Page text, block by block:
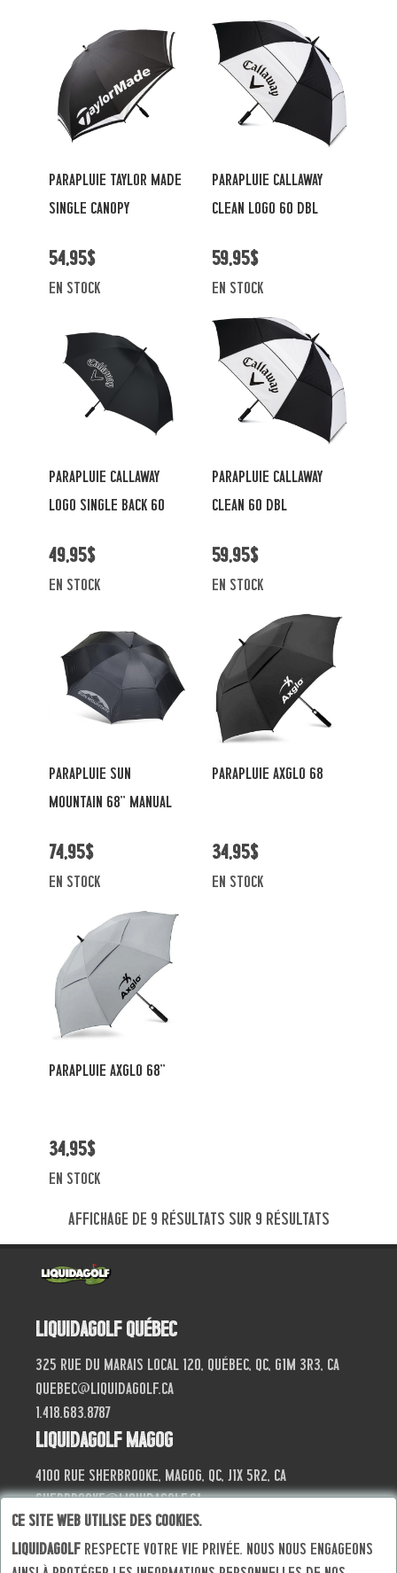
PARAPLUIE TAYLOR MADE
SINGLE CANOPY
54,95$
en stock
PARAPLUIE CALLAWAY
CLEAN LOGO 60 DBL
59,95$
en stock
PARAPLUIE CALLAWAY
LOGO SINGLE BACK 60
49,95$
en stock
PARAPLUIE CALLAWAY
CLEAN 60 DBL
59,95$
en stock
PARAPLUIE SUN
MOUNTAIN 68'' MANUAL
74,95$
en stock
PARAPLUIE AXGLO 68
34,95$
en stock
PARAPLUIE AXGLO 68''
34,95$
en stock
Affichage de 9 résultats sur 9 résultats
Liquidagolf Québec
325 Rue du Marais local 120, Québec, QC, G1M 3R3, CA
quebec@liquidagolf.ca
1.418.683.8787
Liquidagolf Magog
4100 Rue Sherbrooke, Magog, QC, J1X 5R2, CA
sherbrooke@liquidagolf.ca
819.868.4040
Ce site web utilise des cookies.
Liquidagolf respecte votre vie privée. Nous nous engageons